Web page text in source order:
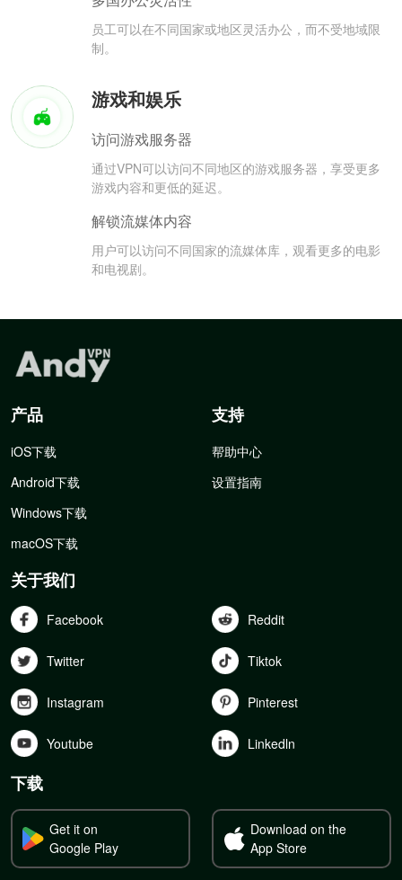
员工可以在不同国家或地区灵活办公，而不受地域限
制。
游戏和娱乐
访问游戏服务器
通过VPN可以访问不同地区的游戏服务器，享受更多
游戏内容和更低的延迟。
解锁流媒体内容
用户可以访问不同国家的流媒体库，观看更多的电影
和电视剧。
产品
iOS下载
Android下载
Windows下载
macOS下载
支持
帮助中心
设置指南
关于我们
Facebook Reddit
Twitter Tiktok
Instagram Pinterest
Youtube Linkedln
下载
Get it on
Google Play
Download on the
App Store